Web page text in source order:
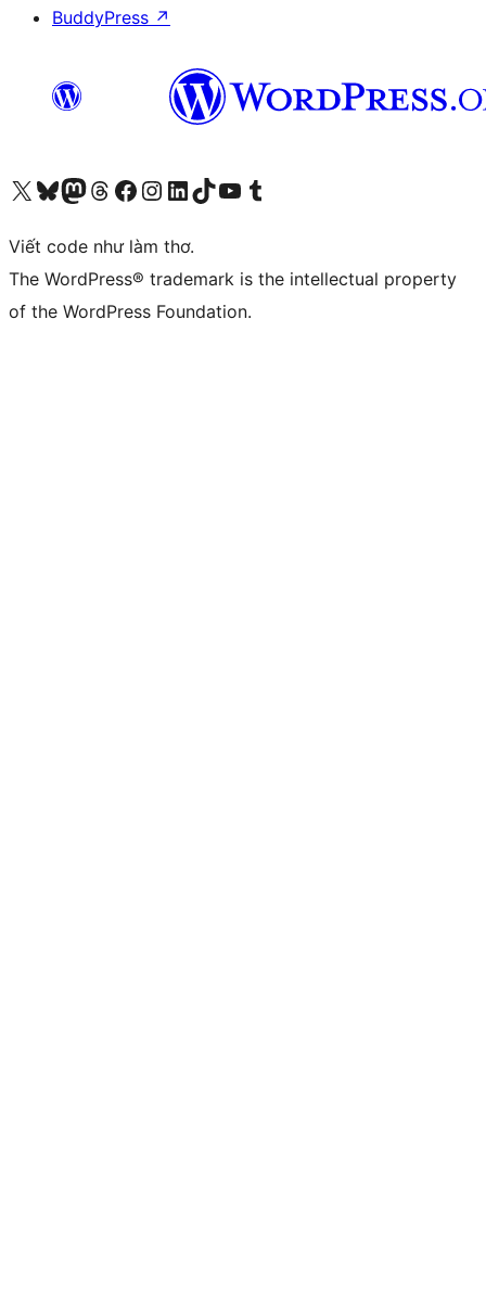
BuddyPress ↗
Truy cập tài khoản X (trước đây là Twitter) của chúng tôiVisit our Bluesky account
Visit our Mastodon account
Visit our Threads account
Xem trang Facebook của chúng tôiTruy cập tài khoản Instagram của chúng tôiTruy cập tài khoản LinkedIn của chúng tôiVisit our TikTok account
Truy cập kênh YouTube của chúng tôi Visit our Tumblr account
Viết code như làm thơ.
The WordPress® trademark is the intellectual property
of the WordPress Foundation.